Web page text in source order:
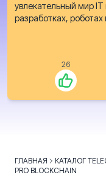
увлекательный мир
разработках,
26
ГЛАВНАЯ КАТАЛОГ
PRO BLOCKCHAIN